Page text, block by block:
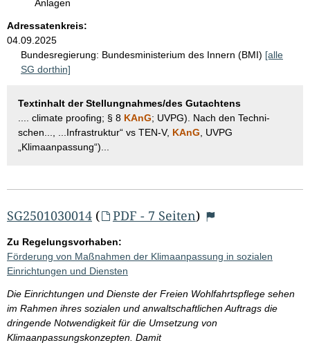
Anlagen
Adressatenkreis:
04.09.2025
Bundesregierung: Bundesministerium des Innern (BMI) [alle
SG dorthin]
Textinhalt der Stellungnahmes/des Gutachtens
.... climate proofing; § 8 KAnG; UVPG). Nach den Techni-
schen..., ...Infrastruktur“ vs TEN-V, KAnG , UVPG
„Klimaanpassung“)...
SG2501030014 ( PDF - 7 Seiten)
Zu Regelungsvorhaben:
Förderung von Maßnahmen der Klimaanpassung in sozialen
Einrichtungen und Diensten
Die Einrichtungen und Dienste der Freien Wohlfahrtspflege sehen
im Rahmen ihres sozialen und anwaltschaftlichen Auftrags die
dringende Notwendigkeit für die Umsetzung von
Klimaanpassungskonzepten. Damit